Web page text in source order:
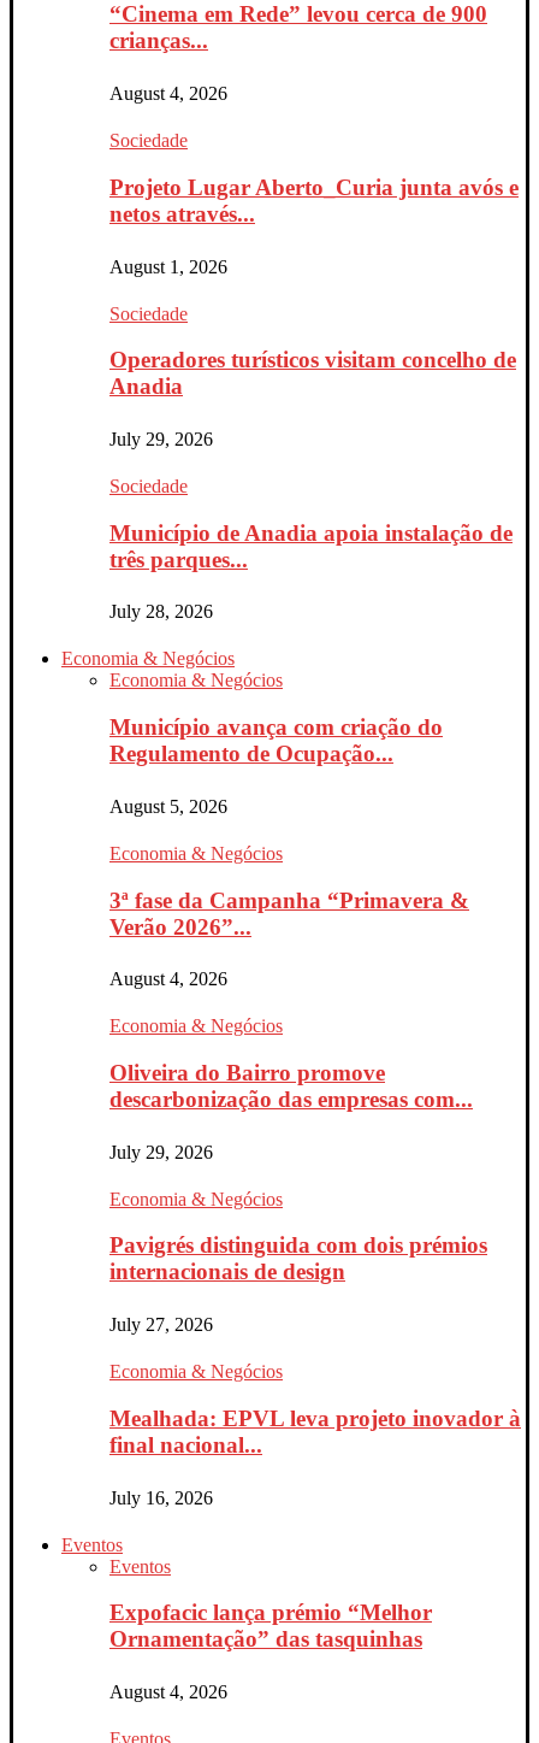
“Cinema em Rede” levou cerca de 900
crianças...
August 4, 2026
Sociedade
Projeto Lugar Aberto_Curia junta avós e
netos através...
August 1, 2026
Sociedade
Operadores turísticos visitam concelho de
Anadia
July 29, 2026
Sociedade
Município de Anadia apoia instalação de
três parques...
July 28, 2026
Economia & Negócios
Economia & Negócios
Município avança com criação do
Regulamento de Ocupação...
August 5, 2026
Economia & Negócios
3ª fase da Campanha “Primavera &
Verão 2026”...
August 4, 2026
Economia & Negócios
Oliveira do Bairro promove
descarbonização das empresas com...
July 29, 2026
Economia & Negócios
Pavigrés distinguida com dois prémios
internacionais de design
July 27, 2026
Economia & Negócios
Mealhada: EPVL leva projeto inovador à
final nacional...
July 16, 2026
Eventos
Eventos
Expofacic lança prémio “Melhor
Ornamentação” das tasquinhas
August 4, 2026
Eventos